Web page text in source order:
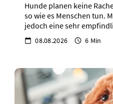
Hunde planen keine
so wie es Menschen tun.
jedoch eine sehr
08.08.2026 6 Min